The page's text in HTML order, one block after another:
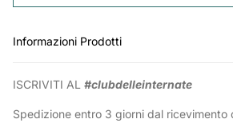
Informazioni Prodotti
ISCRIVITI AL #clubdelleinternate
Spedizione entro 3 giorni dal ricevimento